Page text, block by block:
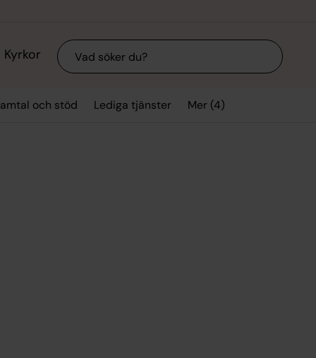
Kyrkor Sök
och stöd Lediga tjänster Mer (4)